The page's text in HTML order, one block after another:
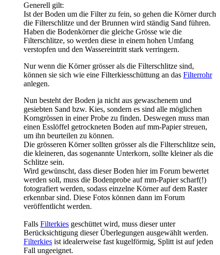
Generell gilt:
Ist der Boden um die Filter zu fein, so gehen die Körner durch
die Filterschlitze und der Brunnen wird ständig Sand führen.
Haben die Bodenkörner die gleiche Grösse wie die
Filterschlitze, so werden diese in einem hohen Umfang
verstopfen und den Wassereintritt stark verringern.
Nur wenn die Körner grösser als die Filterschlitze sind,
können sie sich wie eine Filterkiesschüttung an das Filterrohr
anlegen.
Nun besteht der Boden ja nicht aus gewaschenem und
gesiebten Sand bzw. Kies, sondern es sind alle möglichen
Korngrössen in einer Probe zu finden. Deswegen muss man
einen Esslöffel getrockneten Boden auf mm-Papier streuen,
um ihn beurteilen zu können.
Die grösseren Körner sollten grösser als die Filterschlitze sein,
die kleineren, das sogenannte Unterkorn, sollte kleiner als die
Schlitze sein.
Wird gewünscht, dass dieser Boden hier im Forum bewertet
werden soll, muss die Bodenprobe auf mm-Papier scharf(!)
fotografiert werden, sodass einzelne Körner auf dem Raster
erkennbar sind. Diese Fotos können dann im Forum
veröffentlicht werden.
Falls Filterkies geschüttet wird, muss dieser unter
Berücksichtigung dieser Überlegungen ausgewählt werden.
Filterkies ist idealerweise fast kugelförmig, Splitt ist auf jeden
Fall ungeeignet.